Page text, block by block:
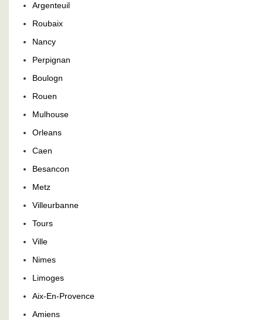
Argenteuil
Roubaix
Nancy
Perpignan
Boulogn
Rouen
Mulhouse
Orleans
Caen
Besancon
Metz
Villeurbanne
Tours
Ville
Nimes
Limoges
Aix-En-Provence
Amiens